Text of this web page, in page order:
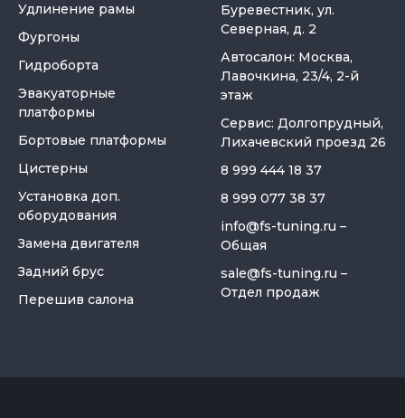
Удлинение рамы
Фургоны
Гидроборта
Эвакуаторные
платформы
Бортовые платформы
Цистерны
Установка доп.
оборудования
Замена двигателя
Задний брус
Перешив салона
Буревестник, ул.
Северная, д. 2
Автосалон: Москва,
Лавочкина, 23/4, 2-й
этаж
Сервис: Долгопрудный,
Лихачевский проезд 26
8 999 444 18 37
8 999 077 38 37
info@fs-tuning.ru –
Общая
sale@fs-tuning.ru –
Отдел продаж